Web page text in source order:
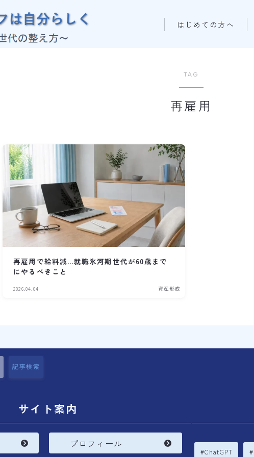
はじめての方へ
TAG
再雇用
再雇用で給料減…就職氷河期世代が60歳まで
にやるべきこと
2026.04.04 資産形成
記事検索
サイト案内
プロフィール
ChatGPT